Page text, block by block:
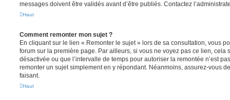
messages doivent être validés avant d’être publiés. Contactez
Haut
Comment remonter mon sujet ?
En cliquant sur le lien « Remonter le sujet » lors de sa consultation, vous
forum sur la première page. Par ailleurs, si vous ne voyez pas ce lien, cela
désactivée ou que l’intervalle de temps pour autoriser la remontée n’est
remonter un sujet simplement en y répondant. Néanmoins, assurez-vous
faisant.
Haut